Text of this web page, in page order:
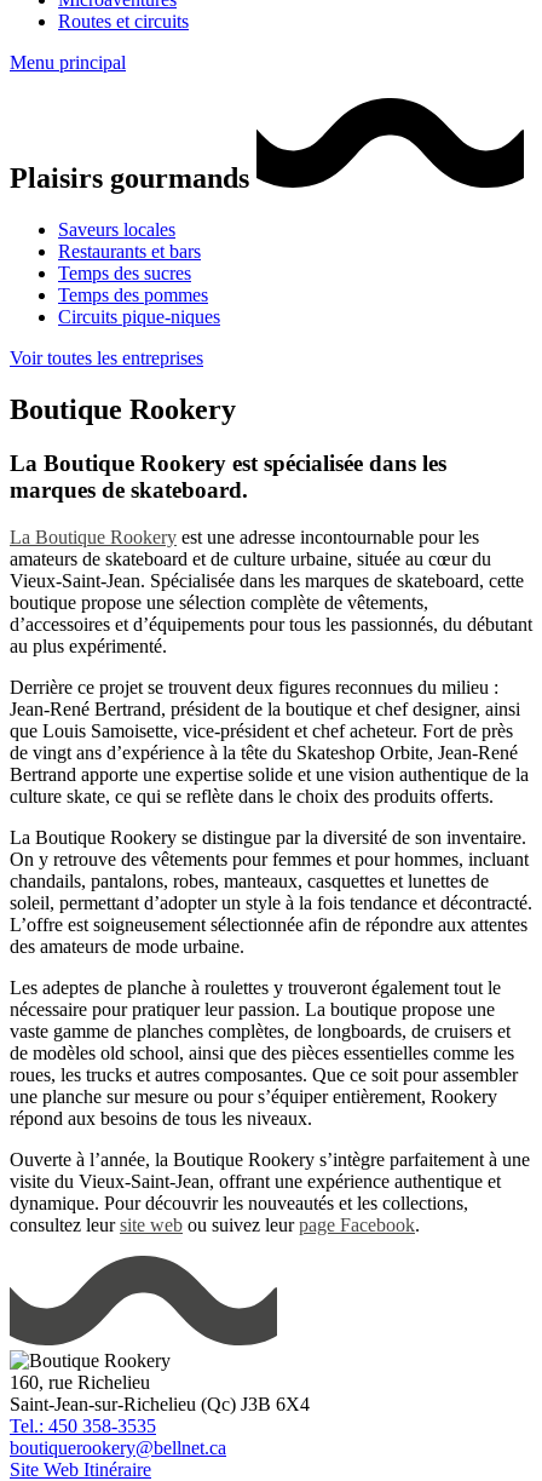
Routes et circuits
Menu principal
Plaisirs gourmands
Saveurs locales
Restaurants et bars
Temps des sucres
Temps des pommes
Circuits pique-niques
Voir toutes les entreprises
Boutique Rookery
La Boutique Rookery est spécialisée dans les
marques de skateboard.
La Boutique Rookery est une adresse incontournable pour les
amateurs de skateboard et de culture urbaine, située au cœur du
Vieux-Saint-Jean. Spécialisée dans les marques de skateboard, cette
boutique propose une sélection complète de vêtements,
d’accessoires et d’équipements pour tous les passionnés, du débutant
au plus expérimenté.
Derrière ce projet se trouvent deux figures reconnues du milieu :
Jean-René Bertrand, président de la boutique et chef designer, ainsi
que Louis Samoisette, vice-président et chef acheteur. Fort de près
de vingt ans d’expérience à la tête du Skateshop Orbite, Jean-René
Bertrand apporte une expertise solide et une vision authentique de la
culture skate, ce qui se reflète dans le choix des produits offerts.
La Boutique Rookery se distingue par la diversité de son inventaire.
On y retrouve des vêtements pour femmes et pour hommes, incluant
chandails, pantalons, robes, manteaux, casquettes et lunettes de
soleil, permettant d’adopter un style à la fois tendance et décontracté.
L’offre est soigneusement sélectionnée afin de répondre aux attentes
des amateurs de mode urbaine.
Les adeptes de planche à roulettes y trouveront également tout le
nécessaire pour pratiquer leur passion. La boutique propose une
vaste gamme de planches complètes, de longboards, de cruisers et
de modèles old school, ainsi que des pièces essentielles comme les
roues, les trucks et autres composantes. Que ce soit pour assembler
une planche sur mesure ou pour s’équiper entièrement, Rookery
répond aux besoins de tous les niveaux.
Ouverte à l’année, la Boutique Rookery s’intègre parfaitement à une
visite du Vieux-Saint-Jean, offrant une expérience authentique et
dynamique. Pour découvrir les nouveautés et les collections,
consultez leursite web ou suivez leurpage Facebook.
160, rue Richelieu
Saint-Jean-sur-Richelieu (Qc) J3B 6X4
Tel.: 450 358-3535
boutiquerookery@bellnet.ca
Site Web Itinéraire